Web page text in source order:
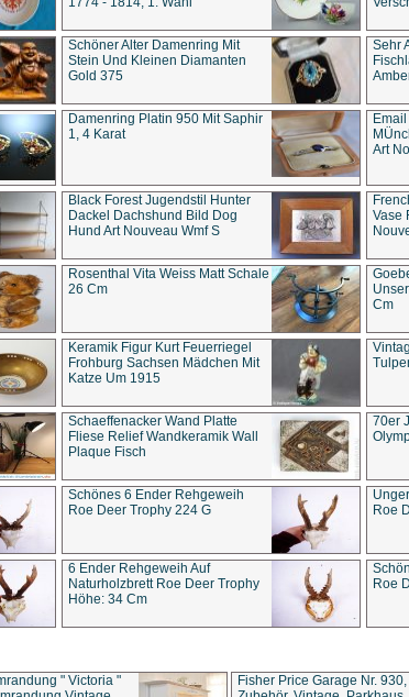
Schöner Alter Damenring Mit
Stein Und Kleinen Diamanten
Gold 375
Sehr
Damenring Platin 950 Mit Saphir
1, 4 Karat
Art
Black Forest Jugendstil Hunter
Dackel Dachshund Bild Dog
Hund Art Nouveau Wmf S
Vase
Rosenthal Vita Weiss Matt Schale
26 Cm
Cm
Keramik Figur Kurt Feuerriegel
Frohburg Sachsen Mädchen Mit
Katze Um 1915
Schaeffenacker Wand Platte
Fliese Relief Wandkeramik Wall
Plaque Fisch
70er
Schönes 6 Ender Rehgeweih
Roe Deer Trophy 224 G
Roe
6 Ender Rehgeweih Auf
Naturholzbrett Roe Deer Trophy
Höhe: 34 Cm
Roe
" Victoria "
Fisher Price Garage Nr.